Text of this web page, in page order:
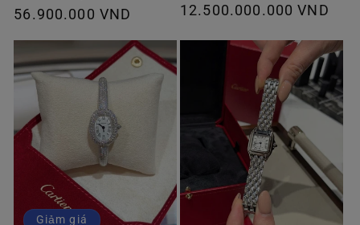
Giá
thường
56.900.000 VND
Giá
12.500.000.000 VND
Giảm giá